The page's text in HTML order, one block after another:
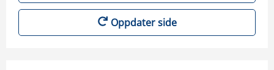
Oppdater side